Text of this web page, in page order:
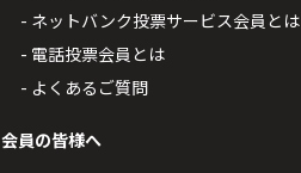
- ネットバンク投票サービス会員とは
- 電話投票会員とは
- よくあるご質問
会員の皆様へ